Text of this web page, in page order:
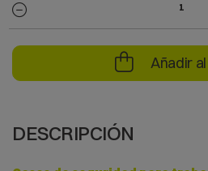
Añadir
DESCRIPCIÓN